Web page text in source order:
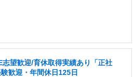
望歓迎/育休取得実績あり「正社
歓迎・年間休日125日